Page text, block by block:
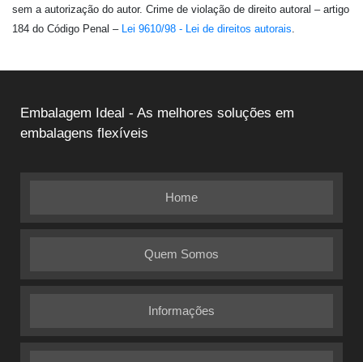
sem a autorização do autor. Crime de violação de direito autoral – artigo
184 do Código Penal – Lei 9610/98 - Lei de direitos autorais.
Embalagem Ideal - As melhores soluções em
embalagens flexíveis
Home
Quem Somos
Informações